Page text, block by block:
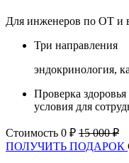
Для инженеров по ОТ и
Три направления
эндокринология,
Проверка
условия для
Стоимость 0 ₽ 15 000 ₽
ПОЛУЧИТЬ ПОДАРОК